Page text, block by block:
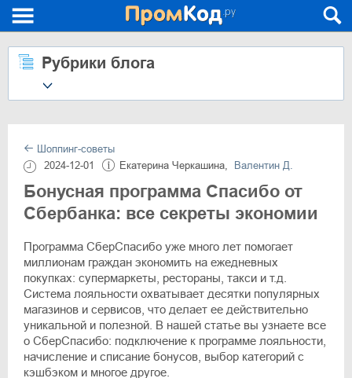
Рубрики блога
Шоппинг-советы
2024-12-01
Екатерина Черкашина, Валентин Д.
Бонусная программа Спасибо от
Сбербанка: все секреты экономии
Программа СберСпасибо уже много лет помогает
миллионам граждан экономить на ежедневных
покупках: супермаркеты, рестораны, такси и т.д.
Система лояльности охватывает десятки популярных
магазинов и сервисов, что делает ее действительно
уникальной и полезной. В нашей статье вы узнаете все
о СберСпасибо: подключение к программе лояльности,
начисление и списание бонусов, выбор категорий с
кэшбэком и многое другое.